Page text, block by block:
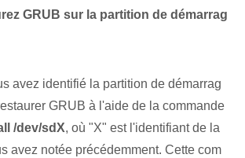
GRUB sur la partition de démarrag
avez identifié la partition de démarrag
GRUB à l'aide de la commande
/dev/sdX, où "X" est l'identifiant de la
avez notée précédemment. Cette com